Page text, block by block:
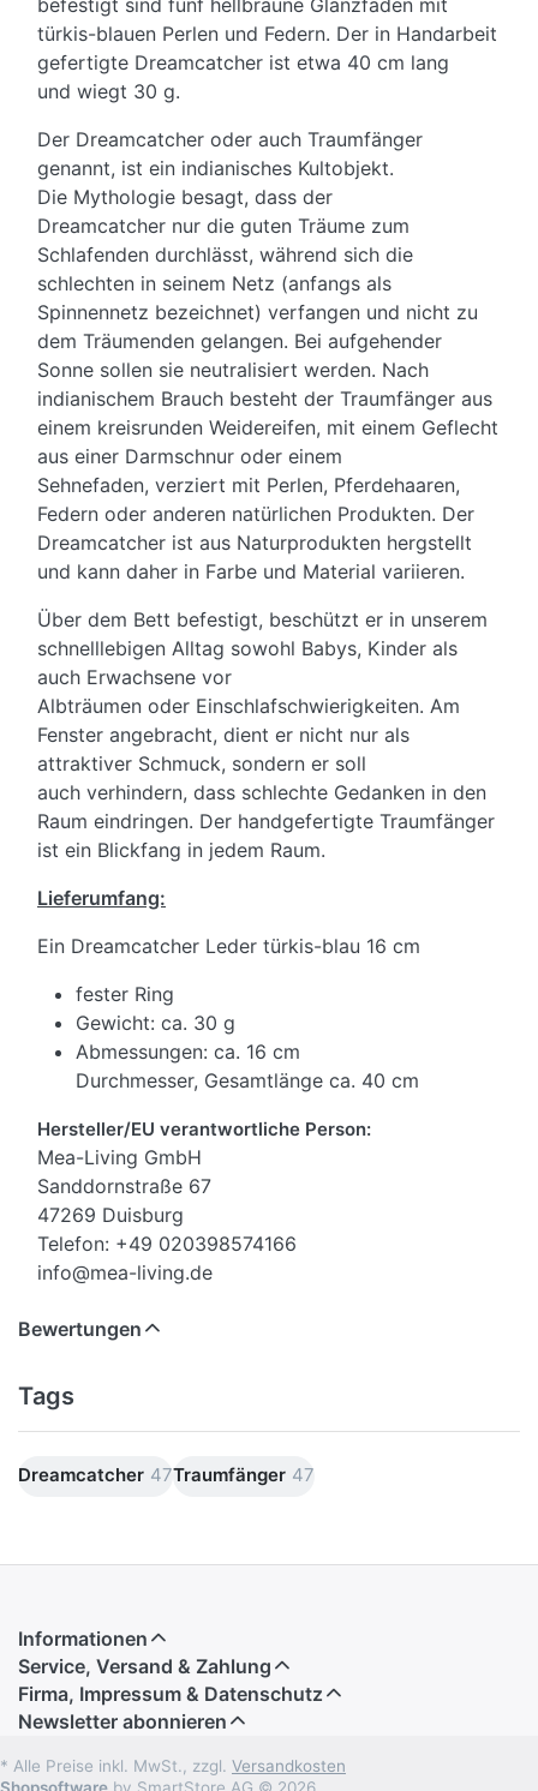
befestigt sind fünf hellbraune Glanzfäden mit
türkis-blauen Perlen und Federn. Der in Handarbeit
gefertigte Dreamcatcher ist etwa 40 cm lang
und wiegt 30 g.
Der Dreamcatcher oder auch Traumfänger
genannt, ist ein indianisches Kultobjekt.
Die Mythologie besagt, dass der
Dreamcatcher nur die guten Träume zum
Schlafenden durchlässt, während sich die
schlechten in seinem Netz (anfangs als
Spinnennetz bezeichnet) verfangen und nicht zu
dem Träumenden gelangen. Bei aufgehender
Sonne sollen sie neutralisiert werden. Nach
indianischem Brauch besteht der Traumfänger aus
einem kreisrunden Weidereifen, mit einem Geflecht
aus einer Darmschnur oder einem
Sehnefaden, verziert mit Perlen, Pferdehaaren,
Federn oder anderen natürlichen Produkten. Der
Dreamcatcher ist aus Naturprodukten hergstellt
und kann daher in Farbe und Material variieren.
Über dem Bett befestigt, beschützt er in unserem
schnelllebigen Alltag sowohl Babys, Kinder als
auch Erwachsene vor
Albträumen oder Einschlafschwierigkeiten. Am
Fenster angebracht, dient er nicht nur als
attraktiver Schmuck, sondern er soll
auch verhindern, dass schlechte Gedanken in den
Raum eindringen. Der handgefertigte Traumfänger
ist ein Blickfang in jedem Raum.
Lieferumfang:
Ein Dreamcatcher Leder türkis-blau 16 cm
fester Ring
Gewicht: ca. 30 g
Abmessungen: ca. 16 cm
Durchmesser, Gesamtlänge ca. 40 cm
Hersteller/EU verantwortliche Person:
Mea-Living GmbH
Sanddornstraße 67
47269 Duisburg
Telefon: +49 020398574166
info@mea-living.de
Bewertungen
Tags
Dreamcatcher 47Traumfänger 47
Informationen
Service, Versand & Zahlung
Firma, Impressum & Datenschutz
Newsletter abonnieren
* Alle Preise inkl. MwSt., zzgl. Versandkosten
Shopsoftware by SmartStore AG © 2026